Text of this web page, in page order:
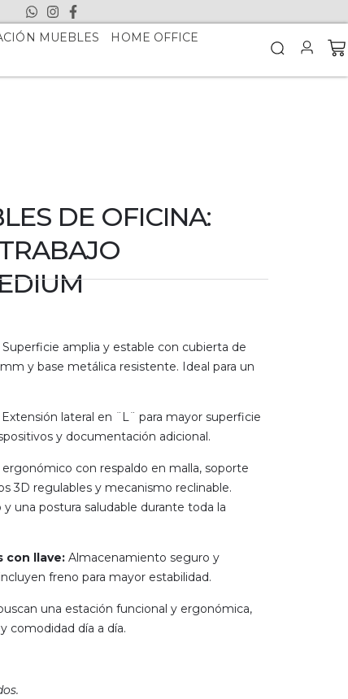
MUEBLES HOME OFFICE
DE OFICINA:
amplia y estable con cubierta de
y base metálica resistente. Ideal para un
lateral en ¨L¨ para mayor superficie
y documentación adicional.
con respaldo en malla, soporte
3D regulables y mecanismo reclinable.
una postura saludable durante toda la
con llave:Almacenamiento seguro y
freno para mayor estabilidad.
una estación funcional y ergonómica,
comodidad día a día.